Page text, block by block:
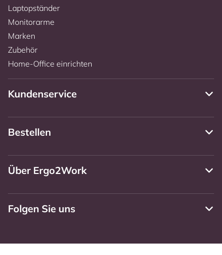
Laptopständer
Monitorarme
Marken
Zubehör
Home-Office einrichten
Kundenservice
Bestellen
Über Ergo2Work
Folgen Sie uns